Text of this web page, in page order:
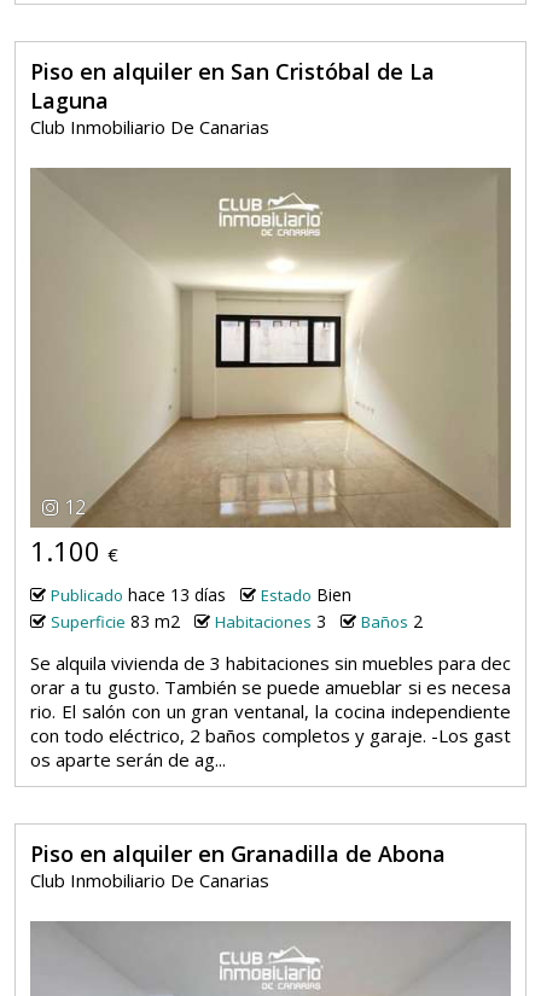
Piso en alquiler en San Cristóbal de La
Laguna
Club Inmobiliario De Canarias
12
1.100 €
Publicado hace 13 días Estado Bien
Superficie 83 m2 Habitaciones 3 Baños 2
Se alquila vivienda de 3 habitaciones sin muebles para dec
orar a tu gusto. También se puede amueblar si es necesa
rio. El salón con un gran ventanal, la cocina independiente
con todo eléctrico, 2 baños completos y garaje. -Los gast
os aparte serán de ag...
Piso en alquiler en Granadilla de Abona
Club Inmobiliario De Canarias